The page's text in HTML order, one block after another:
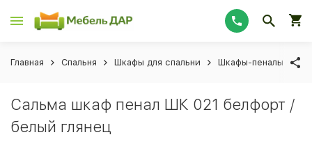
Главная Спальня Шкафы для спальни Шкафы-пеналы для
Сальма шкаф пенал ШК 021 белфорт /
белый глянец